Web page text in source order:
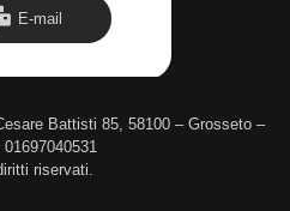
E-mail
Battisti 85, 58100 – Grosseto –
01697040531
riservati.